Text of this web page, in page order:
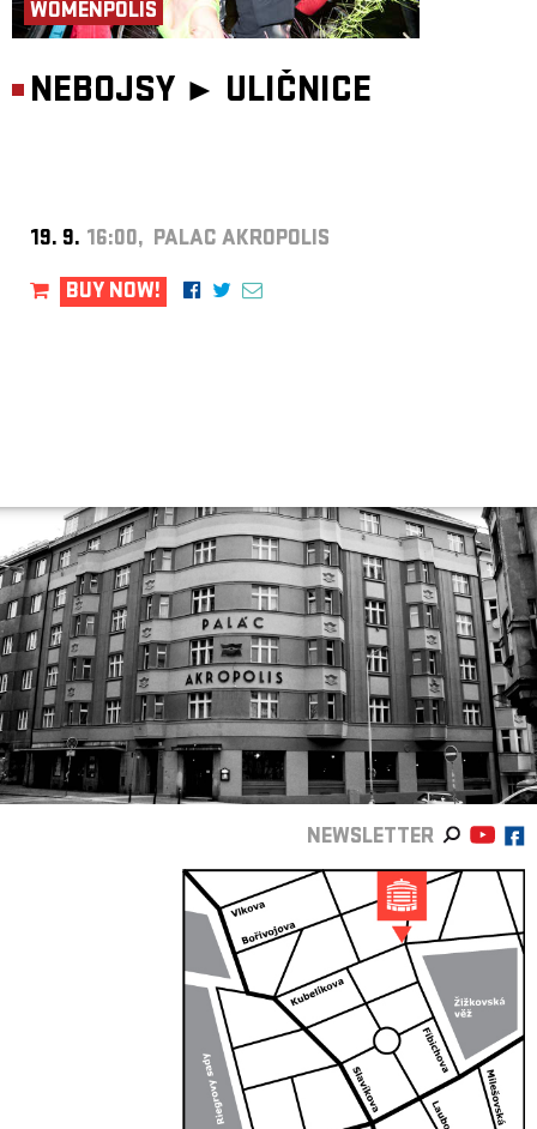
WOMENPOLIS
NEBOJSY ► ULIČNICE
19. 9. 16:00, PALAC AKROPOLIS
BUY NOW!
NEWSLETTER